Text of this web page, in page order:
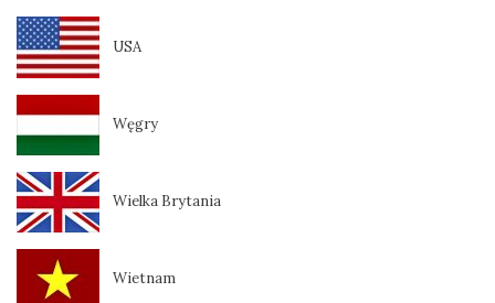
USA
Węgry
Wielka Brytania
Wietnam